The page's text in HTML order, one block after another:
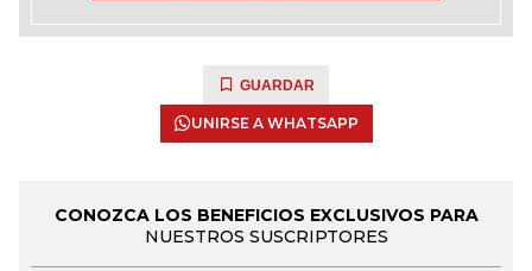
GUARDAR
UNIRSE A WHATSAPP
CONOZCA LOS BENEFICIOS EXCLUSIVOS PARA
NUESTROS SUSCRIPTORES